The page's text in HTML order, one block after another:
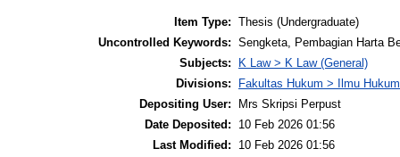
Item Type: Thesis (Undergraduate)
Uncontrolled Keywords: Sengketa, Pembagian Harta
Subjects:
K Law > K Law (General)
Divisions:
Fakultas Hukum > Ilmu Hukum
Depositing User:
Mrs Skripsi Perpust
Date Deposited:
10 Feb 2026 01:56
Last Modified:
10 Feb 2026 01:56